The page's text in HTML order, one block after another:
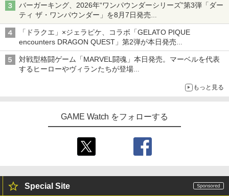
バーガーキング、2026年“ワンパウンダーシリーズ”第3弾「ダー
ティ ザ・ワンパウンダー」を8月7日発売
「特製ガーリックマヨソース」を使用した超大型チーズバーガー
「ドラクエ」×ジェラピケ、コラボ「GELATO PIQUE
encounters DRAGON QUEST」第2弾が本日発売
アイスカップに入ったスライムやわたぼう、ベビーサタンなどが
オリジナルアートで登場
対戦型格闘ゲーム「MARVEL闘魂」本日発売。マーベルを代表
するヒーローやヴィランたちが登場
もっと見る
GAME Watch をフォローする
Special Site